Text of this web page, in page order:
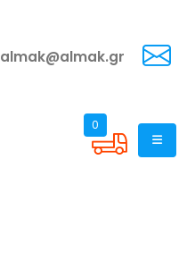
almak@almak.gr
0